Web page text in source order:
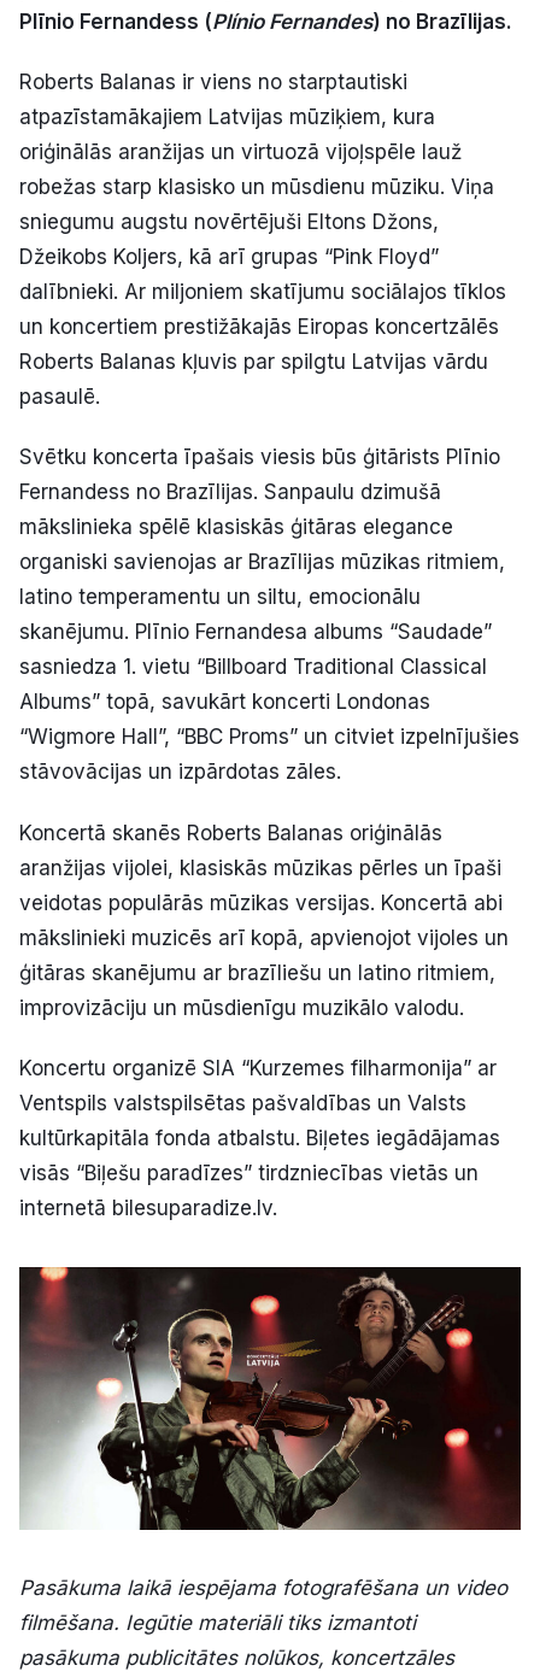
Reklāma
Politiskā reklāma
Par mums
Kontakti
Ziņo redakcijai
Facebook Instagram YouTube
Plīnio Fernandess (Plínio Fernandes) no Brazīlijas.
Roberts Balanas ir viens no starptautiski
atpazīstamākajiem Latvijas mūziķiem, kura
oriģinālās aranžijas un virtuozā vijoļspēle lauž
robežas starp klasisko un mūsdienu mūziku. Viņa
sniegumu augstu novērtējuši Eltons Džons,
Džeikobs Koljers, kā arī grupas “Pink Floyd”
dalībnieki. Ar miljoniem skatījumu sociālajos tīklos
un koncertiem prestižākajās Eiropas koncertzālēs
Roberts Balanas kļuvis par spilgtu Latvijas vārdu
pasaulē.
Svētku koncerta īpašais viesis būs ģitārists Plīnio
Fernandess no Brazīlijas. Sanpaulu dzimušā
mākslinieka spēlē klasiskās ģitāras elegance
organiski savienojas ar Brazīlijas mūzikas ritmiem,
latino temperamentu un siltu, emocionālu
skanējumu. Plīnio Fernandesa albums “Saudade”
sasniedza 1. vietu “Billboard Traditional Classical
Albums” topā, savukārt koncerti Londonas
“Wigmore Hall”, “BBC Proms” un citviet izpelnījušies
stāvovācijas un izpārdotas zāles.
Koncertā skanēs Roberts Balanas oriģinālās
aranžijas vijolei, klasiskās mūzikas pērles un īpaši
veidotas populārās mūzikas versijas. Koncertā abi
mākslinieki muzicēs arī kopā, apvienojot vijoles un
ģitāras skanējumu ar brazīliešu un latino ritmiem,
improvizāciju un mūsdienīgu muzikālo valodu.
Koncertu organizē SIA “Kurzemes filharmonija” ar
Ventspils valstspilsētas pašvaldības un Valsts
kultūrkapitāla fonda atbalstu. Biļetes iegādājamas
visās “Biļešu paradīzes” tirdzniecības vietās un
internetā bilesuparadize.lv.
Pasākuma laikā iespējama fotografēšana un video
filmēšana. Iegūtie materiāli tiks izmantoti
pasākuma publicitātes nolūkos, koncertzāles